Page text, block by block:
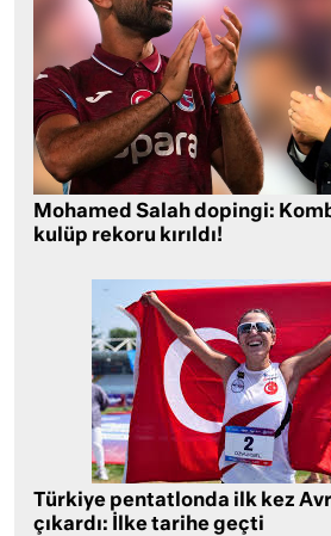
Mohamed Salah dopingi:
kulüp rekoru kırıldı!
Türkiye pentatlonda ilk kez
çıkardı: İlke tarihe geçti